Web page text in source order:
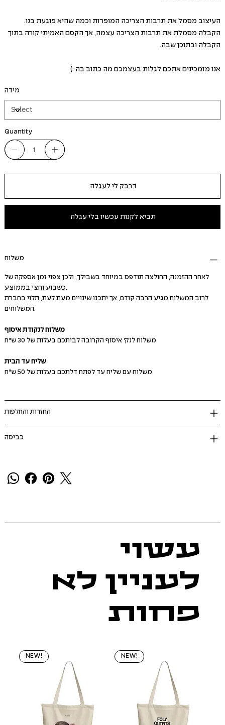
העיצוב מסמל את תרבות הצריכה המופרזת וכמה שהיא פוגעת בנו.
הקבלה מסמלת את תרבות הצריכה עצמה, אך הקסם האמיתי קורה בתוך
הקבלה ובתוכן שבה.
אנו מזמכינים אתכם לגלות בעצמכם מה כתוב בה :)
מידה
Quantity
דרבק לי לעגלה
תביא לקנות עכשיו בלי עגלה
משלוח
לאחר ההזמנה, החולצה תודפס במיוחד בשבילך, ולכן צפוי זמן אספקה של
כשבוע וחצי בממוצע.
לרוב המשלוח מגיע הרבה קודם, אך יתכנו שינויים מעת לעת, תלוי בחברת
המשלוחים.
משלוח לנקודת איסוף
משלוח לנק' איסוף הקרובה לביתכם בעלות של 30 ש"ח
שליח עד הבית
משלוח עם שליח עד לפתח דלתכם בעלות של 50 ש"ח
החזרות והחלפות
כביסה
עשוי
לעניין לא
פחות
NEW! NEW!